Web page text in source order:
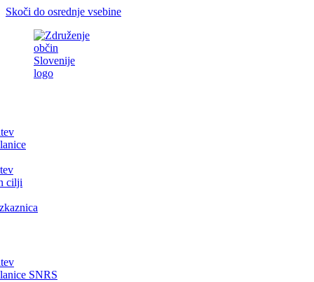
Skoči do osrednje vsebine
cilji
SNRS